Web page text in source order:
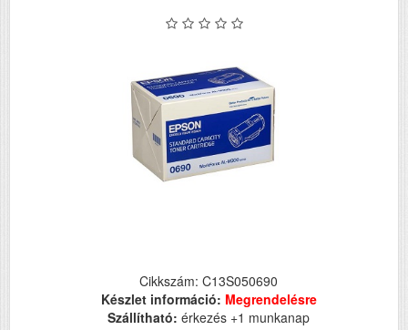
Cikkszám: C13S050690
Készlet információ: Megrendelésre
Szállítható: érkezés +1 munkanap